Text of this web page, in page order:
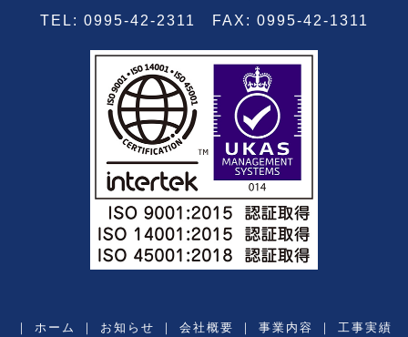
TEL: 0995-42-2311 FAX: 0995-42-1311
｜ ホーム ｜ お知らせ ｜ 会社概要 ｜ 事業内容 ｜ 工事実績